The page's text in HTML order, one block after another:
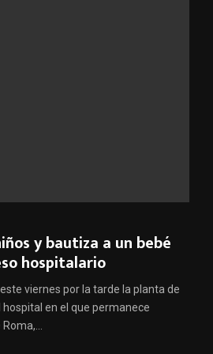
y bautiza a un bebé
hospitalario
viernes por la tarde la planta de
en el que permanece